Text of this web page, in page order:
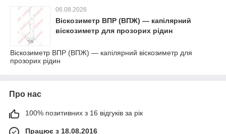
06.08.2026
Віскозиметр ВПР (ВПЖ) — капілярний
віскозиметр для прозорих рідин
Віскозиметр ВПР (ВПЖ) — капілярний віскозиметр для
прозорих рідин
Про нас
100% позитивних з 16 відгуків за рік
Працює з 18.08.2016